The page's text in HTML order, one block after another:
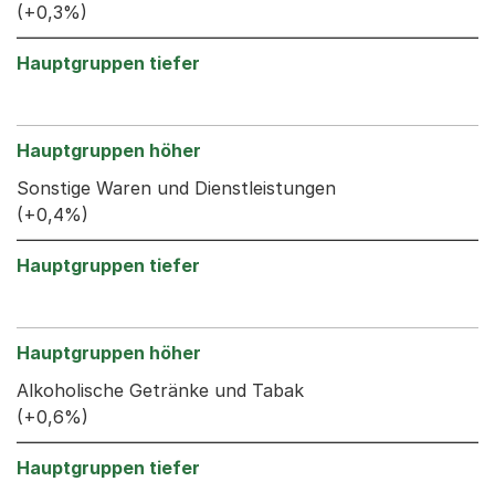
(+0,3%)
Sonstige Waren und Dienstleistungen
(+0,4%)
Alkoholische Getränke und Tabak
(+0,6%)